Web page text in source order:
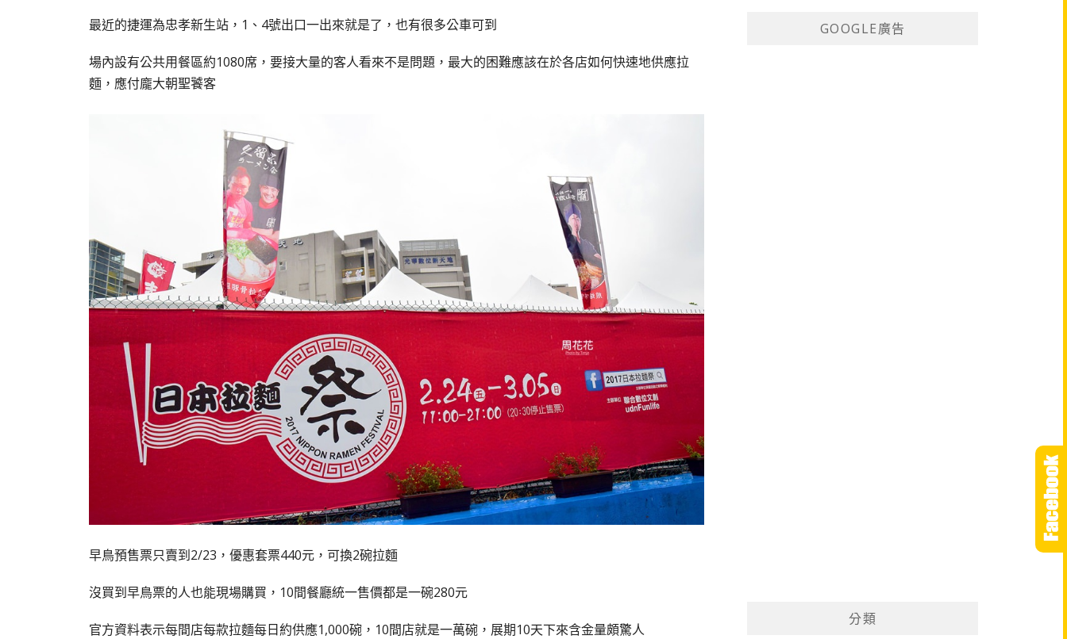
最近的捷運為忠孝新生站，1、4號出口一出來就是了，也有很多公車可到
場內設有公共用餐區約1080席，要接大量的客人看來不是問題，最大的困難應該在於各店如何快速地供應拉
麵，應付龐大朝聖饕客
早鳥預售票只賣到2/23，優惠套票440元，可換2碗拉麵
沒買到早鳥票的人也能現場購買，10間餐廳統一售價都是一碗280元
官方資料表示每間店每款拉麵每日約供應1,000碗，10間店就是一萬碗，展期10天下來含金量頗驚人
GOOGLE廣告
分類